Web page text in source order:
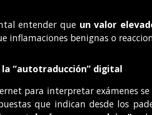
entender que un valor
inflamaciones benignas o
la “autotraducción” digital
para interpretar exámenes
que indican desde los